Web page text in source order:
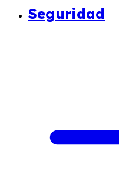
Seguridad